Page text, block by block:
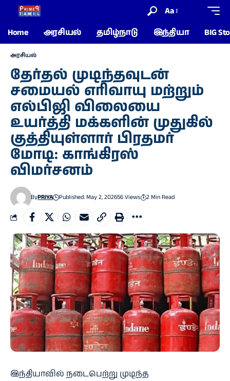
Aa
Home
அரசியல் தமிழ்நாடு இந்தியா BIG
அரசியல்
தேர்தல் முடிந்தவுடன்
சமையல் எரிவாயு மற்றும்
எல்பிஜி விலையை
உயர்த்தி மக்களின் முதுகில்
குத்தியுள்ளார் பிரதமர்
மோடி: காங்கிரஸ்
விமர்சனம்
ByPRIYA Published: May 2, 202656 Views 2 Min Read
இந்தியாவில் நடைபெற்று முடிந்த